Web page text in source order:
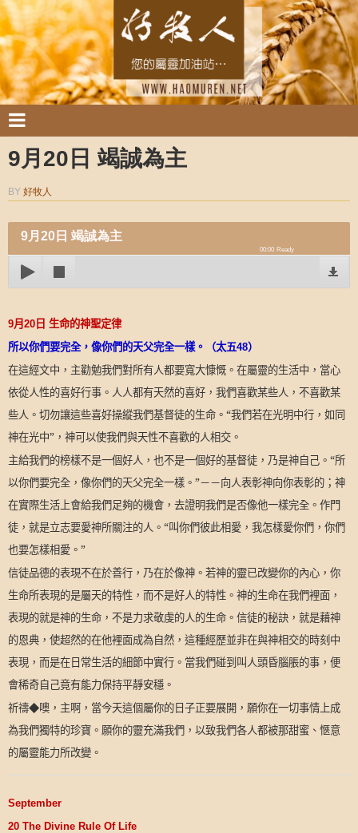
9月20日 竭誠為主
BY 好牧人
9月20日 竭誠為主
00:00 Ready
9月 20 日 生命的神聖定律
所以你們要完全，像你們的天父完全一樣。（太五48）
在這經文中，主勸勉我們對所有人都要寬大慷慨。在屬靈的生活中，當心
依從人性的喜好行事。人人都有天然的喜好，我們喜歡某些人，不喜歡某
些人。切勿讓這些喜好操縱我們基督徒的生命。“我們若在光明中行，如同
神在光中”，神可以使我們與天性不喜歡的人相交。
主給我們的榜樣不是一個好人，也不是一個好的基督徒，乃是神自己。“所
以你們要完全，像你們的天父完全一樣。”－－向人表彰神向你表彰的；神
在實際生活上會給我們足夠的機會，去證明我們是否像他一樣完全。作門
徒，就是立志要愛神所關注的人。“叫你們彼此相愛，我怎樣愛你們，你們
也要怎樣相愛。”
信徒品德的表現不在於善行，乃在於像神。若神的靈已改變你的內心，你
生命所表現的是屬天的特性，而不是好人的特性。神的生命在我們裡面，
表現的就是神的生命，不是力求敬虔的人的生命。信徒的秘訣，就是藉神
的恩典，使超然的在他裡面成為自然，這種經歷並非在與神相交的時刻中
表現，而是在日常生活的細節中實行。當我們碰到叫人頭昏腦脹的事，便
會稀奇自己竟有能力保持平靜安穩。
祈禱◆噢，主啊，當今天這個屬你的日子正要展開，願你在一切事情上成
為我們獨特的珍寶。願你的靈充滿我們，以致我們各人都被那甜蜜、愜意
的屬靈能力所改變。
September
20 The Divine Rule Of Life